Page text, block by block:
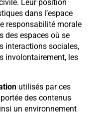
Leur position
dans l’espace
responsabilité morale
des espaces où se
interactions sociales,
involontairement, les
utilisés par ces
des contenus
un environnement